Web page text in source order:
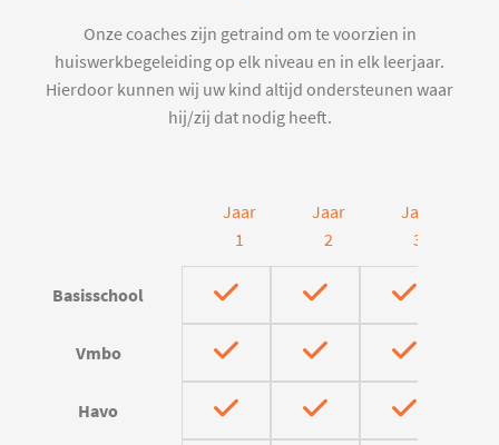
Onze coaches zijn getraind om te voorzien in
huiswerkbegeleiding op elk niveau en in elk leerjaar.
Hierdoor kunnen wij uw kind altijd ondersteunen waar
hij/zij dat nodig heeft.
Jaar
1
Jaar
2
Jaar
3
Basisschool
Vmbo
Havo